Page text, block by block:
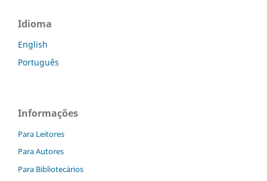
Idioma
English
Português
Informações
Para Leitores
Para Autores
Para Bibliotecários